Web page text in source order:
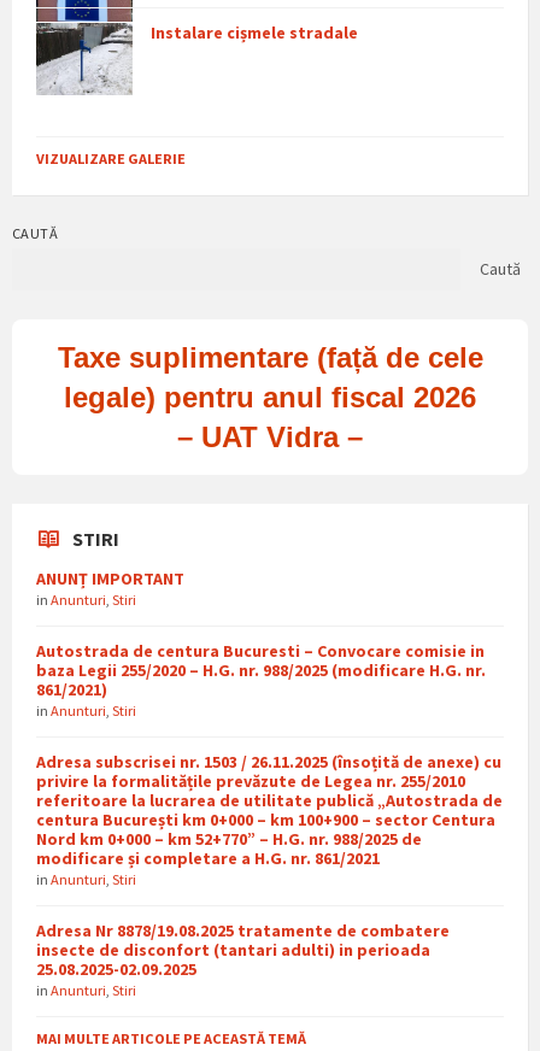
Instalare cișmele stradale
VIZUALIZARE GALERIE
CAUTĂ
Caută
Taxe suplimentare (față de cele
legale) pentru anul fiscal 2026
– UAT Vidra –
STIRI
ANUNȚ IMPORTANT
in Anunturi Stiri
Autostrada de centura Bucuresti – Convocare comisie in
baza Legii 255/2020 – H.G. nr. 988/2025 (modificare H.G. nr.
861/2021)
in Anunturi Stiri
Adresa subscrisei nr. 1503 / 26.11.2025 (însoțită de anexe) cu
privire la formalitățile prevăzute de Legea nr. 255/2010
referitoare la lucrarea de utilitate publică „Autostrada de
centura București km 0+000 – km 100+900 – sector Centura
Nord km 0+000 – km 52+770” – H.G. nr. 988/2025 de
modificare și completare a H.G. nr. 861/2021
in Anunturi Stiri
Adresa Nr 8878/19.08.2025 tratamente de combatere
insecte de disconfort (tantari adulti) in perioada
25.08.2025-02.09.2025
in Anunturi Stiri
MAI MULTE ARTICOLE PE ACEASTĂ TEMĂ